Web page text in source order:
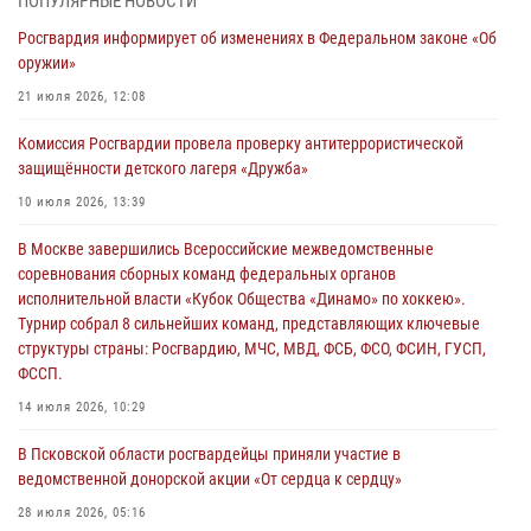
21 единицу оружия изъяли Псковские росгвардейцы за неделю
03 августа 2026, 14:10
безопасности во время празднования Дня ВДВ
улицу Труда
31 июля 2026, 13:53
В Санкт-Петербурге прошел окружной этап ежегодного
Всероссийского конкурса профессионального мастерства среди
сотрудников вневедомственной охраны Росгвардии, Псковские
Росгвардейцы одержали победу
Росгвардия информирует об изменениях в Федеральном законе «Об
оружии»
21 июля 2026, 12:08
Комиссия Росгвардии провела проверку антитеррористической
защищённости детского лагеря «Дружба»
10 июля 2026, 13:39
В Москве завершились Всероссийские межведомственные
соревнования сборных команд федеральных органов
исполнительной власти «Кубок Общества «Динамо» по хоккею».
Турнир собрал 8 сильнейших команд, представляющих ключевые
структуры страны: Росгвардию, МЧС, МВД, ФСБ, ФСО, ФСИН, ГУСП,
ФССП.
14 июля 2026, 10:29
В Псковской области росгвардейцы приняли участие в
ведомственной донорской акции «От сердца к сердцу»
28 июля 2026, 05:16